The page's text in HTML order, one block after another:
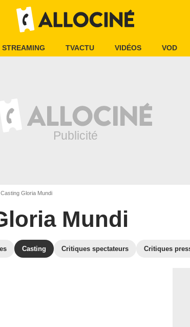
STREAMING TVACTU VIDÉOS VOD
Casting Gloria Mundi
Mundi
Casting Critiques spectateurs Critiques